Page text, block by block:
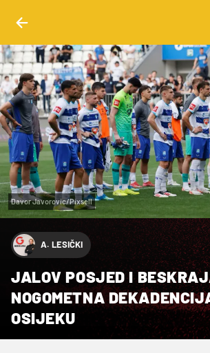
Davor Javorovic/Pixsell
A. LESIČKI
JALOV POSJED I
NOGOMETNA
OSIJEKU